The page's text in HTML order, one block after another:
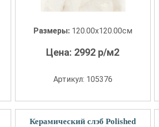
Размеры: 120.00x120.00см
Цена: 2992 р/м2
Артикул: 105376
Керамический слэб Polished